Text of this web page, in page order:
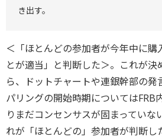
き出す。
＜「ほとんどの参加者が今年中に購
とが適当」と判断した＞。これが決
ら、ドットチャートや連銀幹部の発
パリングの開始時期についてはFRB
りまだコンセンサスが固まっていな
れが「ほとんどの」参加者が判断し